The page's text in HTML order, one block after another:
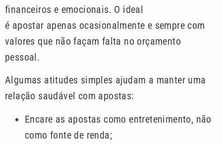
financeiros e emocionais. O ideal
é apostar apenas ocasionalmente e sempre com
valores que não façam falta no orçamento
pessoal.
Algumas atitudes simples ajudam a manter uma
relação saudável com apostas:
Encare as apostas como entretenimento, não
como fonte de renda;